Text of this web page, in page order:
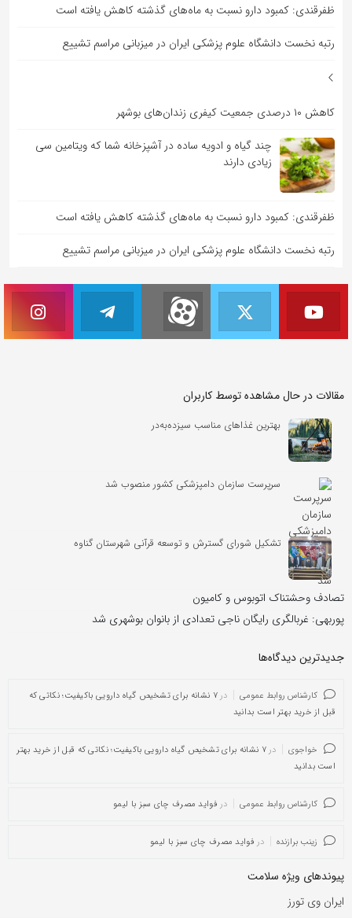
ظفرقندی: کمبود دارو نسبت به ماه‌های گذشته کاهش یافته است
رتبه نخست دانشگاه علوم پزشکی ایران در میزبانی مراسم تشییع
کاهش ۱۰ درصدی جمعیت کیفری زندان‌های بوشهر
چند گیاه و ادویه ساده در آشپزخانه شما که ویتامین سی
زیادی دارند
ظفرقندی: کمبود دارو نسبت به ماه‌های گذشته کاهش یافته است
رتبه نخست دانشگاه علوم پزشکی ایران در میزبانی مراسم تشییع
مقالات در حال مشاهده توسط کاربران
بهترین غذاهای مناسب سیزده‌به‌در
سرپرست سازمان دامپزشکی کشور منصوب شد
تشکیل شورای گسترش و توسعه قرآنی شهرستان گناوه
تصادف وحشتناک اتوبوس و کامیون
پوربهی: غربالگری رایگان ناجی تعدادی از بانوان بوشهری شد
جدیدترین دیدگاه‌‌ها
کارشناس روابط عمومی در
۷ نشانه برای تشخیص گیاه دارویی باکیفیت؛ نکاتی که
قبل از خرید بهتر است بدانید
خواجوی در
۷ نشانه برای تشخیص گیاه دارویی باکیفیت؛ نکاتی که قبل از خرید بهتر
است بدانید
کارشناس روابط عمومی در فواید مصرف چای سبز با لیمو
زینب برازنده در فواید مصرف چای سبز با لیمو
پیوندهای ویژه سلامت
ایران وی تورز